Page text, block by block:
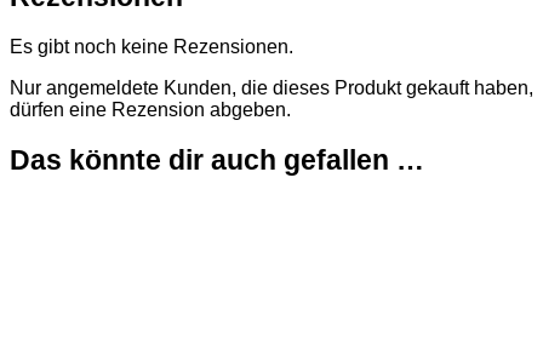
Es gibt noch keine Rezensionen.
Nur angemeldete Kunden, die dieses Produkt gekauft haben,
dürfen eine Rezension abgeben.
Das könnte dir auch gefallen …